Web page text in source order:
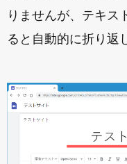
りませんが、テキス
ると自動的に折り返